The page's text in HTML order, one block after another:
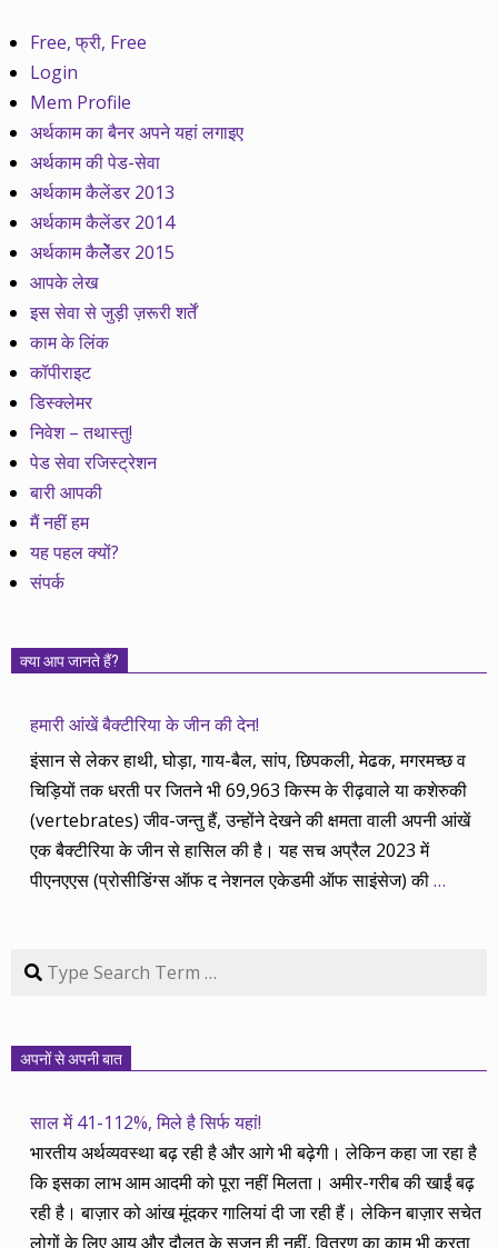
Free, फ्री, Free
Login
Mem Profile
अर्थकाम का बैनर अपने यहां लगाइए
अर्थकाम की पेड-सेवा
अर्थकाम कैलेंडर 2013
अर्थकाम कैलेंडर 2014
अर्थकाम कैलेेंडर 2015
आपके लेख
इस सेवा से जुड़ी ज़रूरी शर्तें
काम के लिंक
कॉपीराइट
डिस्क्लेमर
निवेश – तथास्तु!
पेड सेवा रजिस्ट्रेशन
बारी आपकी
मैं नहीं हम
यह पहल क्यों?
संपर्क
क्या आप जानते हैं?
हमारी आंखें बैक्टीरिया के जीन की देन!
इंसान से लेकर हाथी, घोड़ा, गाय-बैल, सांप, छिपकली, मेढक, मगरमच्छ व
चिड़ियों तक धरती पर जितने भी 69,963 किस्म के रीढ़वाले या कशेरुकी
(vertebrates) जीव-जन्तु हैं, उन्होंने देखने की क्षमता वाली अपनी आंखें
एक बैक्टीरिया के जीन से हासिल की है। यह सच अप्रैल 2023 में
पीएनएएस (प्रोसीडिंग्स ऑफ द नेशनल एकेडमी ऑफ साइंसेज) की…
Search
अपनों से अपनी बात
साल में 41-112%, मिले है सिर्फ यहां!
भारतीय अर्थव्यवस्था बढ़ रही है और आगे भी बढ़ेगी। लेकिन कहा जा रहा है
कि इसका लाभ आम आदमी को पूरा नहीं मिलता। अमीर-गरीब की खाईं बढ़
रही है। बाज़ार को आंख मूंदकर गालियां दी जा रही हैं। लेकिन बाज़ार सचेत
लोगों के लिए आय और दौलत के सृजन ही नहीं, वितरण का काम भी करता